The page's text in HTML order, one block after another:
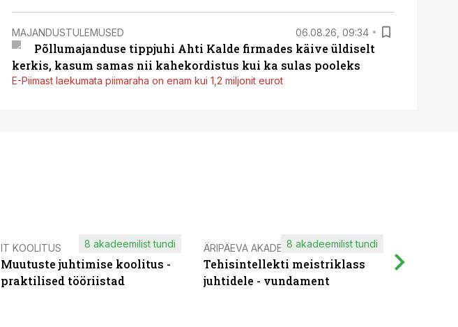
MAJANDUSTULEMUSED 06.08.26, 09:34
Põllumajanduse tippjuhi Ahti Kalde firmades käive üldiselt
kerkis, kasum samas nii kahekordistus kui ka sulas pooleks
E-Piimast laekumata piimaraha on enam kui 1,2 miljonit eurot
IT KOOLITUS
Muutuste juhtimise koolitus -
praktilised tööriistad
8 akadeemilist tundi ÄRIPÄEVA AKADEEMIA
Tehisintellekti meistriklass
juhtidele - vundament
8 akadeemilist tundi